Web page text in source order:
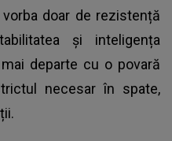
doar de rezistență
și inteligența
departe cu o povară
necesar în spate,